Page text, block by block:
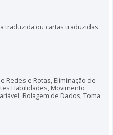
traduzida ou cartas traduzidas.
Redes e Rotas, Eliminação de
Habilidades, Movimento
, Rolagem de Dados,Toma